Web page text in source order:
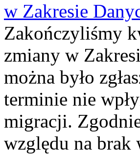
w Zakresie
Zakończyliśmy
zmiany w
można było
terminie nie
migracji.
względu na brak